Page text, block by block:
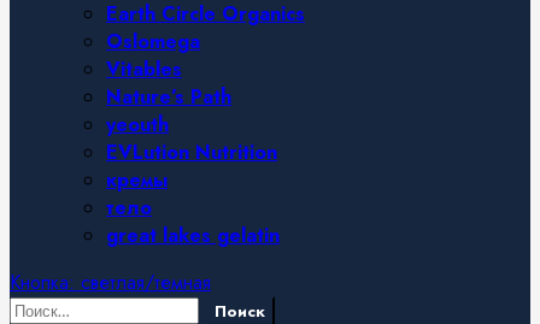
Earth Circle Organics
Oslomega
Vitables
Nature’s Path
yeouth
EVLution Nutrition
кремы
тело
great lakes gelatin
Кнопка: светлая/темная
Найти: